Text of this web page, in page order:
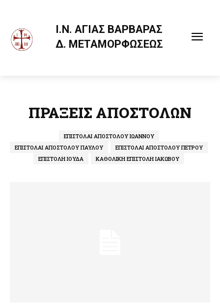
Ι.Ν. ΑΓΙΑΣ ΒΑΡΒΑΡΑΣ
Δ. ΜΕΤΑΜΟΡΦΩΣΕΩΣ
ΠΡΑΞΕΙΣ ΑΠΟΣΤΟΛΩΝ
ΕΠΙΣΤΟΛΑΙ ΑΠΟΣΤΟΛΟΥ ΙΩΑΝΝΟΥ
ΕΠΙΣΤΟΛΑΙ ΑΠΟΣΤΟΛΟΥ ΠΑΥΛΟΥ
ΕΠΙΣΤΟΛΑΙ ΑΠΟΣΤΟΛΟΥ ΠΕΤΡΟΥ
ΕΠΙΣΤΟΛΗ ΙΟΥΔΑ
ΚΑΘΟΛΙΚΗ ΕΠΙΣΤΟΛΗ ΙΑΚΩΒΟΥ